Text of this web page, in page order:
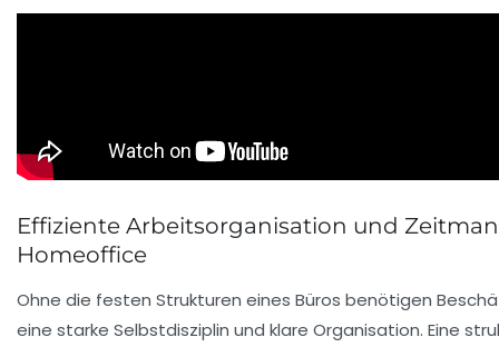
Effiziente Arbeitsorganisation und
Homeoffice
Ohne die festen Strukturen eines Büros benötigen
eine starke Selbstdisziplin und klare Organisation. Eine